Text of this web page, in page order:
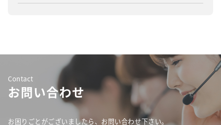
Contact
お問い合わせ
お困りごとがございましたら、お問い合わせ下さい。